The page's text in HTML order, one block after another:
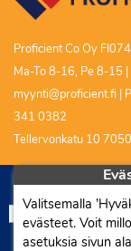
Proficient Co Oy
Ma-To 8-16, Pe 8-15 |
myynti@proficient.fi |
341 0382
Tellervonkatu 10
Valitsemalla
evästeet. Voit
asetuksia sivun